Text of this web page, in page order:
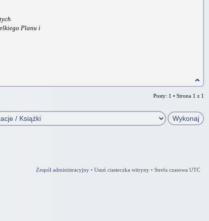
Planu i
Posty: 1 • Strona 1 z 1
Zespół administracyjny • Usuń ciasteczka witryny • Strefa czasowa UTC